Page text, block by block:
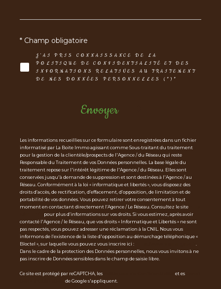
J'AI PRIS CONNAISSANCE DE LA
POLITIQUE DE CONFIDENTIALITÉ ET DES
INFORMATIONS RELATIVES AU TRAITEMENT
DE MES DONNÉES PERSONNELLES (*)*
* Champ obligatoire
Envoyer
Les informations recueillies sur ce formulaire sont enregistrées dans un fichier
informatisé par La Boite Immo agissant comme Sous-traitant du traitement
pour la gestion de la clientèle/prospects de l'Agence / du Réseau qui reste
Responsable du Traitement de vos Données personnelles. La base légale du
traitement repose sur l'intérêt légitime de l'Agence / du Réseau. Elles sont
conservées jusqu'à demande de suppression et sont destinées à l'Agence / au
Réseau. Conformément à la loi « informatique et libertés », vous disposez des
droits d’accès, de rectification, d’effacement, d’opposition, de limitation et de
portabilité de vos données. Vous pouvez retirer votre consentement à tout
moment en contactant directement l’Agence / Le Réseau. Consultez le site
pour plus d’informations sur vos droits. Si vous estimez, après avoir
contacté l'Agence / le Réseau, que vos droits « Informatique et Libertés » ne sont
pas respectés, vous pouvez adresser une réclamation à la CNIL. Nous vous
informons de l’existence de la liste d'opposition au démarchage téléphonique «
Bloctel », sur laquelle vous pouvez vous inscrire ici :
Dans le cadre de la protection des Données personnelles, nous vous invitons à ne
pas inscrire de Données sensibles dans le champ de saisie libre.
Ce site est protégé par reCAPTCHA, les et es
de Google s'appliquent.